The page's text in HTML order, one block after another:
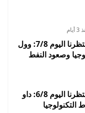
ملخص الأسواق: ماحدث بالأمس وماينتظرنا اليوم 7/8: وول
وصعود النفط
ملخص الأسواق: ماحدث بالأمس وماينتظرنا اليوم 6/8: داو